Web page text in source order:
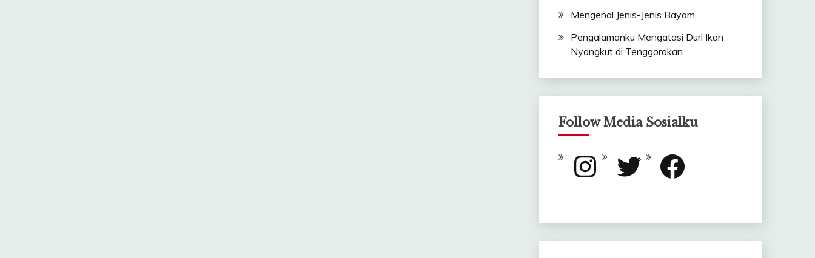
Mengenal Jenis-Jenis Bayam
Pengalamanku Mengatasi Duri Ikan
Nyangkut di Tenggorokan
Follow Media Sosialku
Instagram Twitter Facebook